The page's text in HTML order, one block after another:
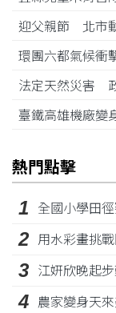
迎父親節 北市
環團六都氣候
法定天然災害
臺鐵高雄機廠變
熱門點擊
1 全國小學田
2 用水彩畫挑
3 江姸欣晚起
4 農家變身天